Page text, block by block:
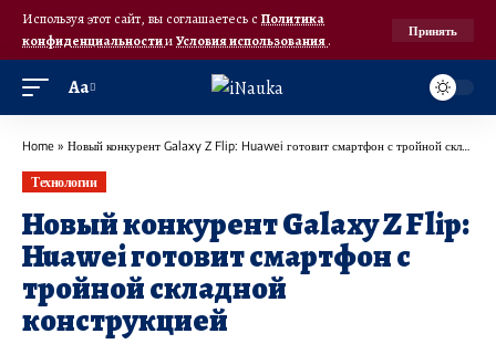
Используя этот сайт, вы соглашаетесь с Политика
конфиденциальностииУсловия использования.
Принять
Аа
Home » Новый конкурент Galaxy Z Flip: Huawei готовит смартфон с тройной складной конструкцией
Технологии
Новый конкурент Galaxy Z Flip:
Huawei готовит смартфон с
тройной складной
конструкцией